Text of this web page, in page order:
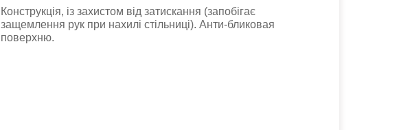
Конструкція, із захистом від затискання (запобігає
защемлення рук при нахилі стільниці). Анти-бликовая
поверхню.